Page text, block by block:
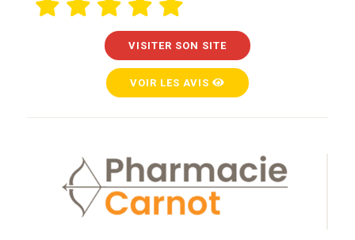
VISITER SON SITE
VOIR LES AVIS